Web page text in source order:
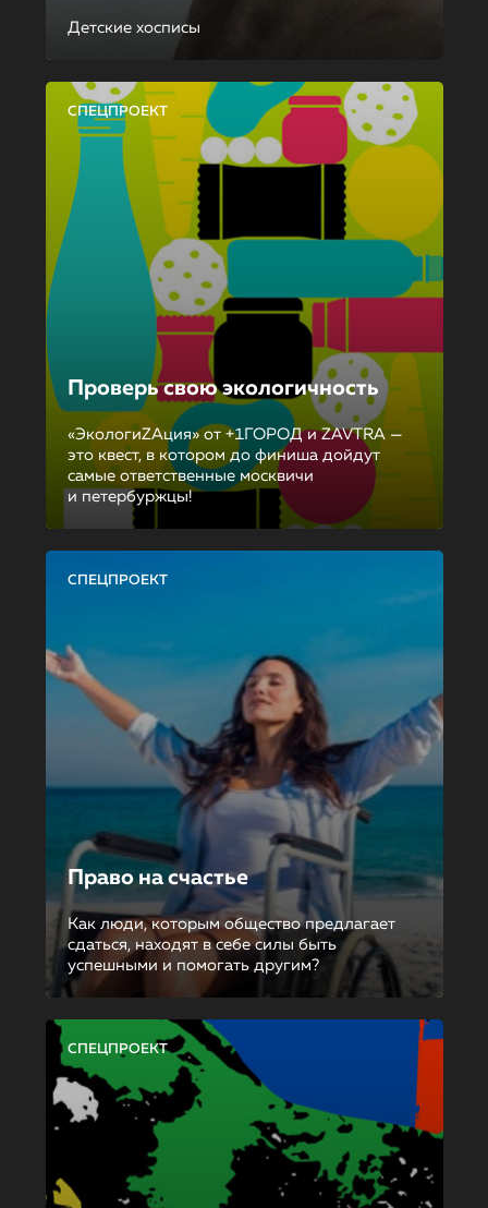
Детские хосписы
СПЕЦПРОЕКТ
Проверь свою экологичность
«ЭкологиZAция» от +1ГОРОД и ZAVTRA —
это квест, в котором до финиша дойдут
самые ответственные москвичи
и петербуржцы!
СПЕЦПРОЕКТ
Право на счастье
Как люди, которым общество предлагает
сдаться, находят в себе силы быть
успешными и помогать другим?
СПЕЦПРОЕКТ